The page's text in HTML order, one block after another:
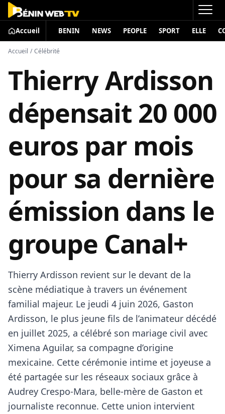
Accueil BENIN NEWS PEOPLE SPORT ELLE
Accueil / Célébrité
Thierry Ardisson
dépensait 20 000
euros par mois
pour sa dernière
émission dans le
groupe Canal+
Thierry Ardisson revient sur le devant de la
scène médiatique à travers un événement
familial majeur. Le jeudi 4 juin 2026, Gaston
Ardisson, le plus jeune fils de l’animateur décédé
en juillet 2025, a célébré son mariage civil avec
Ximena Aguilar, sa compagne d’origine
mexicaine. Cette cérémonie intime et joyeuse a
été partagée sur les réseaux sociaux grâce à
Audrey Crespo-Mara, belle-mère de Gaston et
journaliste reconnue. Cette union intervient